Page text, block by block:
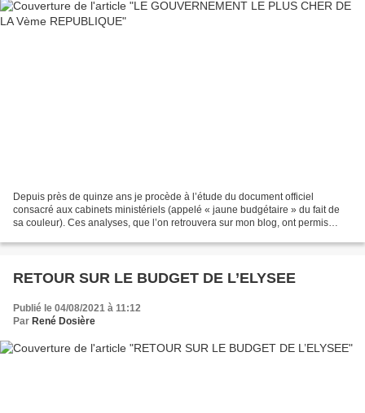
Depuis près de quinze ans je procède à l’étude du document officiel
consacré aux cabinets ministériels (appelé « jaune budgétaire » du fait de
sa couleur). Ces analyses, que l’on retrouvera sur mon blog, ont permis
RETOUR SUR LE BUDGET DE L’ELYSEE
Publié le 04/08/2021 à 11:12
Par René Dosière